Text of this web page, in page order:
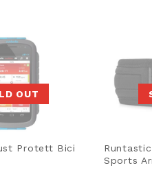
OUT
Protett Bici
Sports